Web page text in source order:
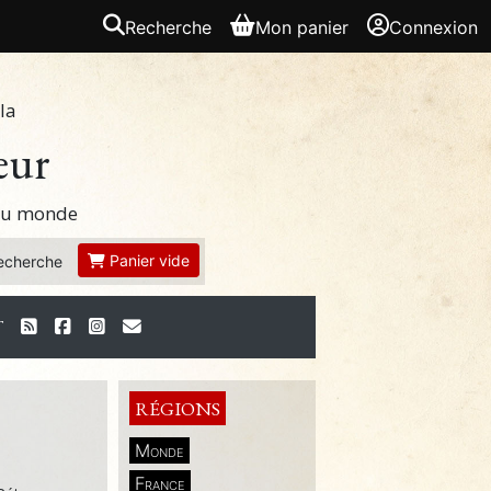
Recherche Mon panier Connexion
monde
Panier vide
RÉGIONS
Monde
France